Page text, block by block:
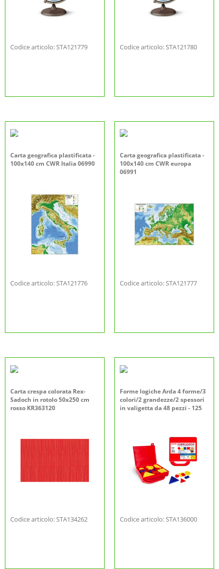
Codice articolo: STA121779 Codice articolo: STA121780
Carta geografica plastificata -
100x140 cm CWR Italia 06990
Codice articolo: STA121776
Carta geografica plastificata -
100x140 cm CWR europa
06991
Codice articolo: STA121777
Carta crespa colorata Rex-
Sadoch in rotolo 50x250 cm
rosso KR363120
Codice articolo: STA134262
Forme logiche Arda 4 forme/3
colori/2 grandezze/2 spessori
in valigetta da 48 pezzi - 125
Codice articolo: STA136000